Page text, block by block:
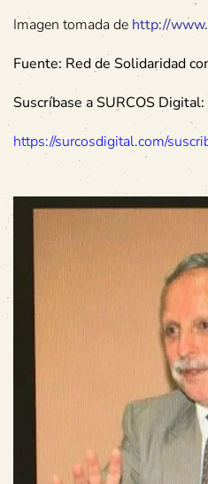
Imagen tomada de http://
Fuente: Red de Solidaridad
Suscríbase a SURCOS Digital:
https://surcosdigital.com/